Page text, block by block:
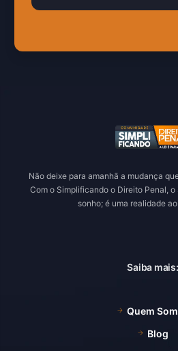
Não deixe para amanhã a mudança
Com o Simplificando o Direito Penal,
sonho; é uma realidade
Saiba mais:
Quem
Blog